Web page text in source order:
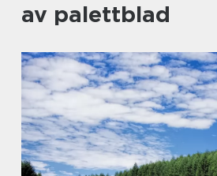
av palettblad